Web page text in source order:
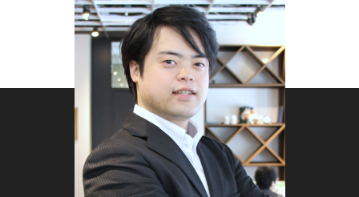
Web制作会社にとって、SEO対策は生命線とも言
えます。市場の成長とデジタル化の進展に伴い、
競合は増え続け、ユーザーの情報収集方法も変化
しています。これらの背景から、検索エンジンで
の上位表示はオンライン集客を成功させる鍵であ
り、Web制作業界特有のキーワード戦略の策定
と最新のSEOトレンドに対応することが不可欠で
す。また、継続的な効果測定とデータに基づいた
改善策の実施は、Web制作会社が競争に勝ち抜